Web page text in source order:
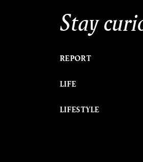
Stay
REPORT
LIFE
LIFESTYLE